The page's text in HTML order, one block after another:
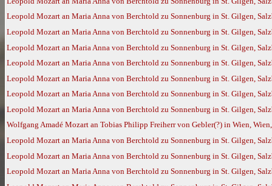
Leopold Mozart an Maria Anna von Berchtold zu Sonnenburg in St. Gilgen,
Leopold Mozart an Maria Anna von Berchtold zu Sonnenburg in St. Gilgen,
Leopold Mozart an Maria Anna von Berchtold zu Sonnenburg in St. Gilgen,
Leopold Mozart an Maria Anna von Berchtold zu Sonnenburg in St. Gilgen,
Leopold Mozart an Maria Anna von Berchtold zu Sonnenburg in St. Gilgen,
Leopold Mozart an Maria Anna von Berchtold zu Sonnenburg in St. Gilgen,
Leopold Mozart an Maria Anna von Berchtold zu Sonnenburg in St. Gilgen,
Wolfgang Amadé Mozart an Tobias Philipp Freiherr von Gebler(?) in Wien,
Leopold Mozart an Maria Anna von Berchtold zu Sonnenburg in St. Gilgen,
Leopold Mozart an Maria Anna von Berchtold zu Sonnenburg in St. Gilgen,
Leopold Mozart an Maria Anna von Berchtold zu Sonnenburg in St. Gilgen,